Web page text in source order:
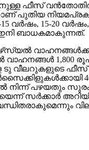
ഫീസ് വന്‍തോതില്‍
പുതിയ
15-20 വര്‍ഷം,
ബാധകമാകുന്നത്.
1,800
ടു വീലറുകളുടെ
നിന്ന് പഴയതും
സര്‍ക്കാര്‍